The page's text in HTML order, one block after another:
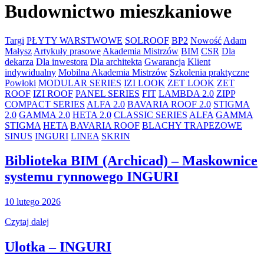
Budownictwo mieszkaniowe
Targi PŁYTY WARSTWOWE SOLROOF BP2 Nowość Adam
Małysz Artykuły prasowe Akademia Mistrzów BIM CSR Dla
dekarza Dla inwestora Dla architekta Gwarancja Klient
indywidualny Mobilna Akademia Mistrzów Szkolenia praktyczne
Powłoki MODULAR SERIES IZI LOOK ZET LOOK ZET
ROOF IZI ROOF PANEL SERIES FIT LAMBDA 2.0 ZIPP
COMPACT SERIES ALFA 2.0 BAVARIA ROOF 2.0 STIGMA
2.0 GAMMA 2.0 HETA 2.0 CLASSIC SERIES ALFA GAMMA
STIGMA HETA BAVARIA ROOF BLACHY TRAPEZOWE
SINUS INGURI LINEA SKRIN
Biblioteka BIM (Archicad) – Maskownice
systemu rynnowego INGURI
10 lutego 2026
Czytaj dalej
Ulotka – INGURI